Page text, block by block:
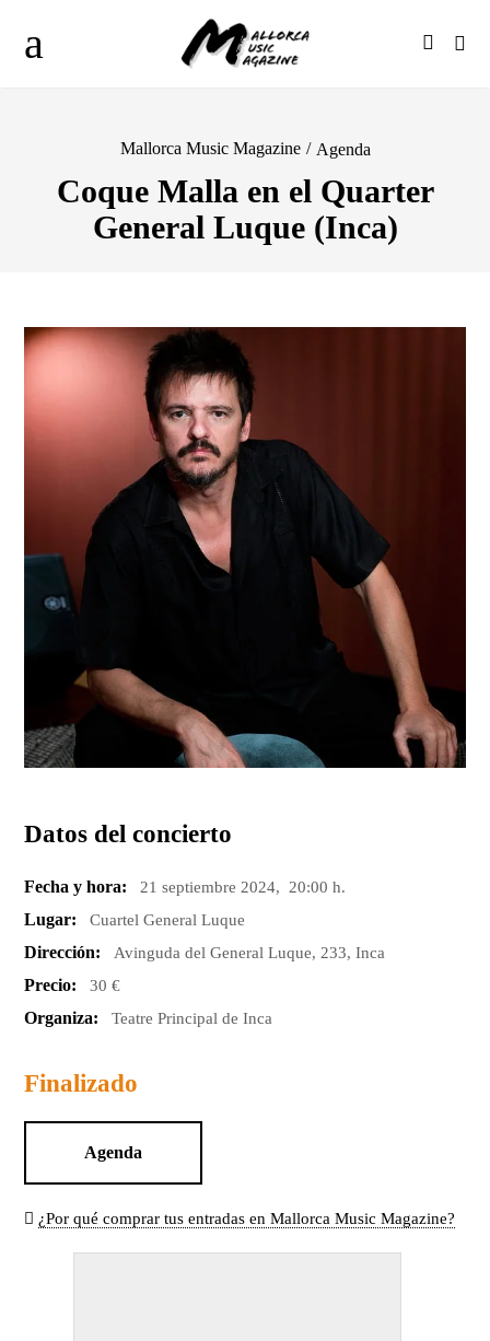
Mallorca Music Magazine / Agenda
Coque Malla en el Quarter
General Luque (Inca)
Datos del concierto
Fecha y hora: 21 septiembre 2024, 20:00 h.
Lugar: Cuartel General Luque
Dirección: Avinguda del General Luque, 233, Inca
Precio: 30 €
Organiza: Teatre Principal de Inca
Finalizado
Agenda
¿Por qué comprar tus entradas en Mallorca Music Magazine?